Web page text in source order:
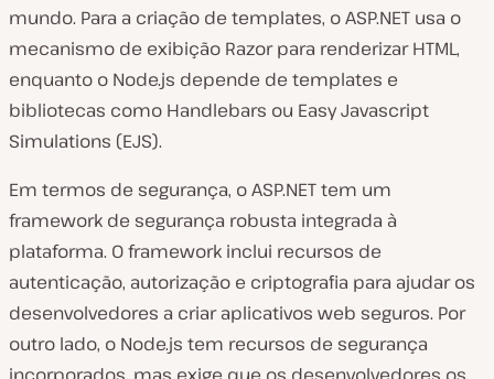
mundo. Para a criação de templates, o ASP.NET usa o
mecanismo de exibição Razor para renderizar HTML,
enquanto o Node.js depende de templates e
bibliotecas como Handlebars ou Easy Javascript
Simulations (EJS).
Em termos de segurança, o ASP.NET tem um
framework de segurança robusta integrada à
plataforma. O framework inclui recursos de
autenticação, autorização e criptografia para ajudar os
desenvolvedores a criar aplicativos web seguros. Por
outro lado, o Node.js tem recursos de segurança